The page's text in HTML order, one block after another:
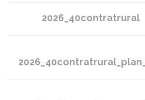
2026_40contratrural